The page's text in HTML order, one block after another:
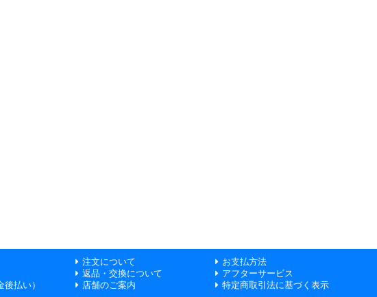
注文について
お支払方法
返品・交換について
アフターサービス
払い）
店舗のご案内
特定商取引法に基づく表示